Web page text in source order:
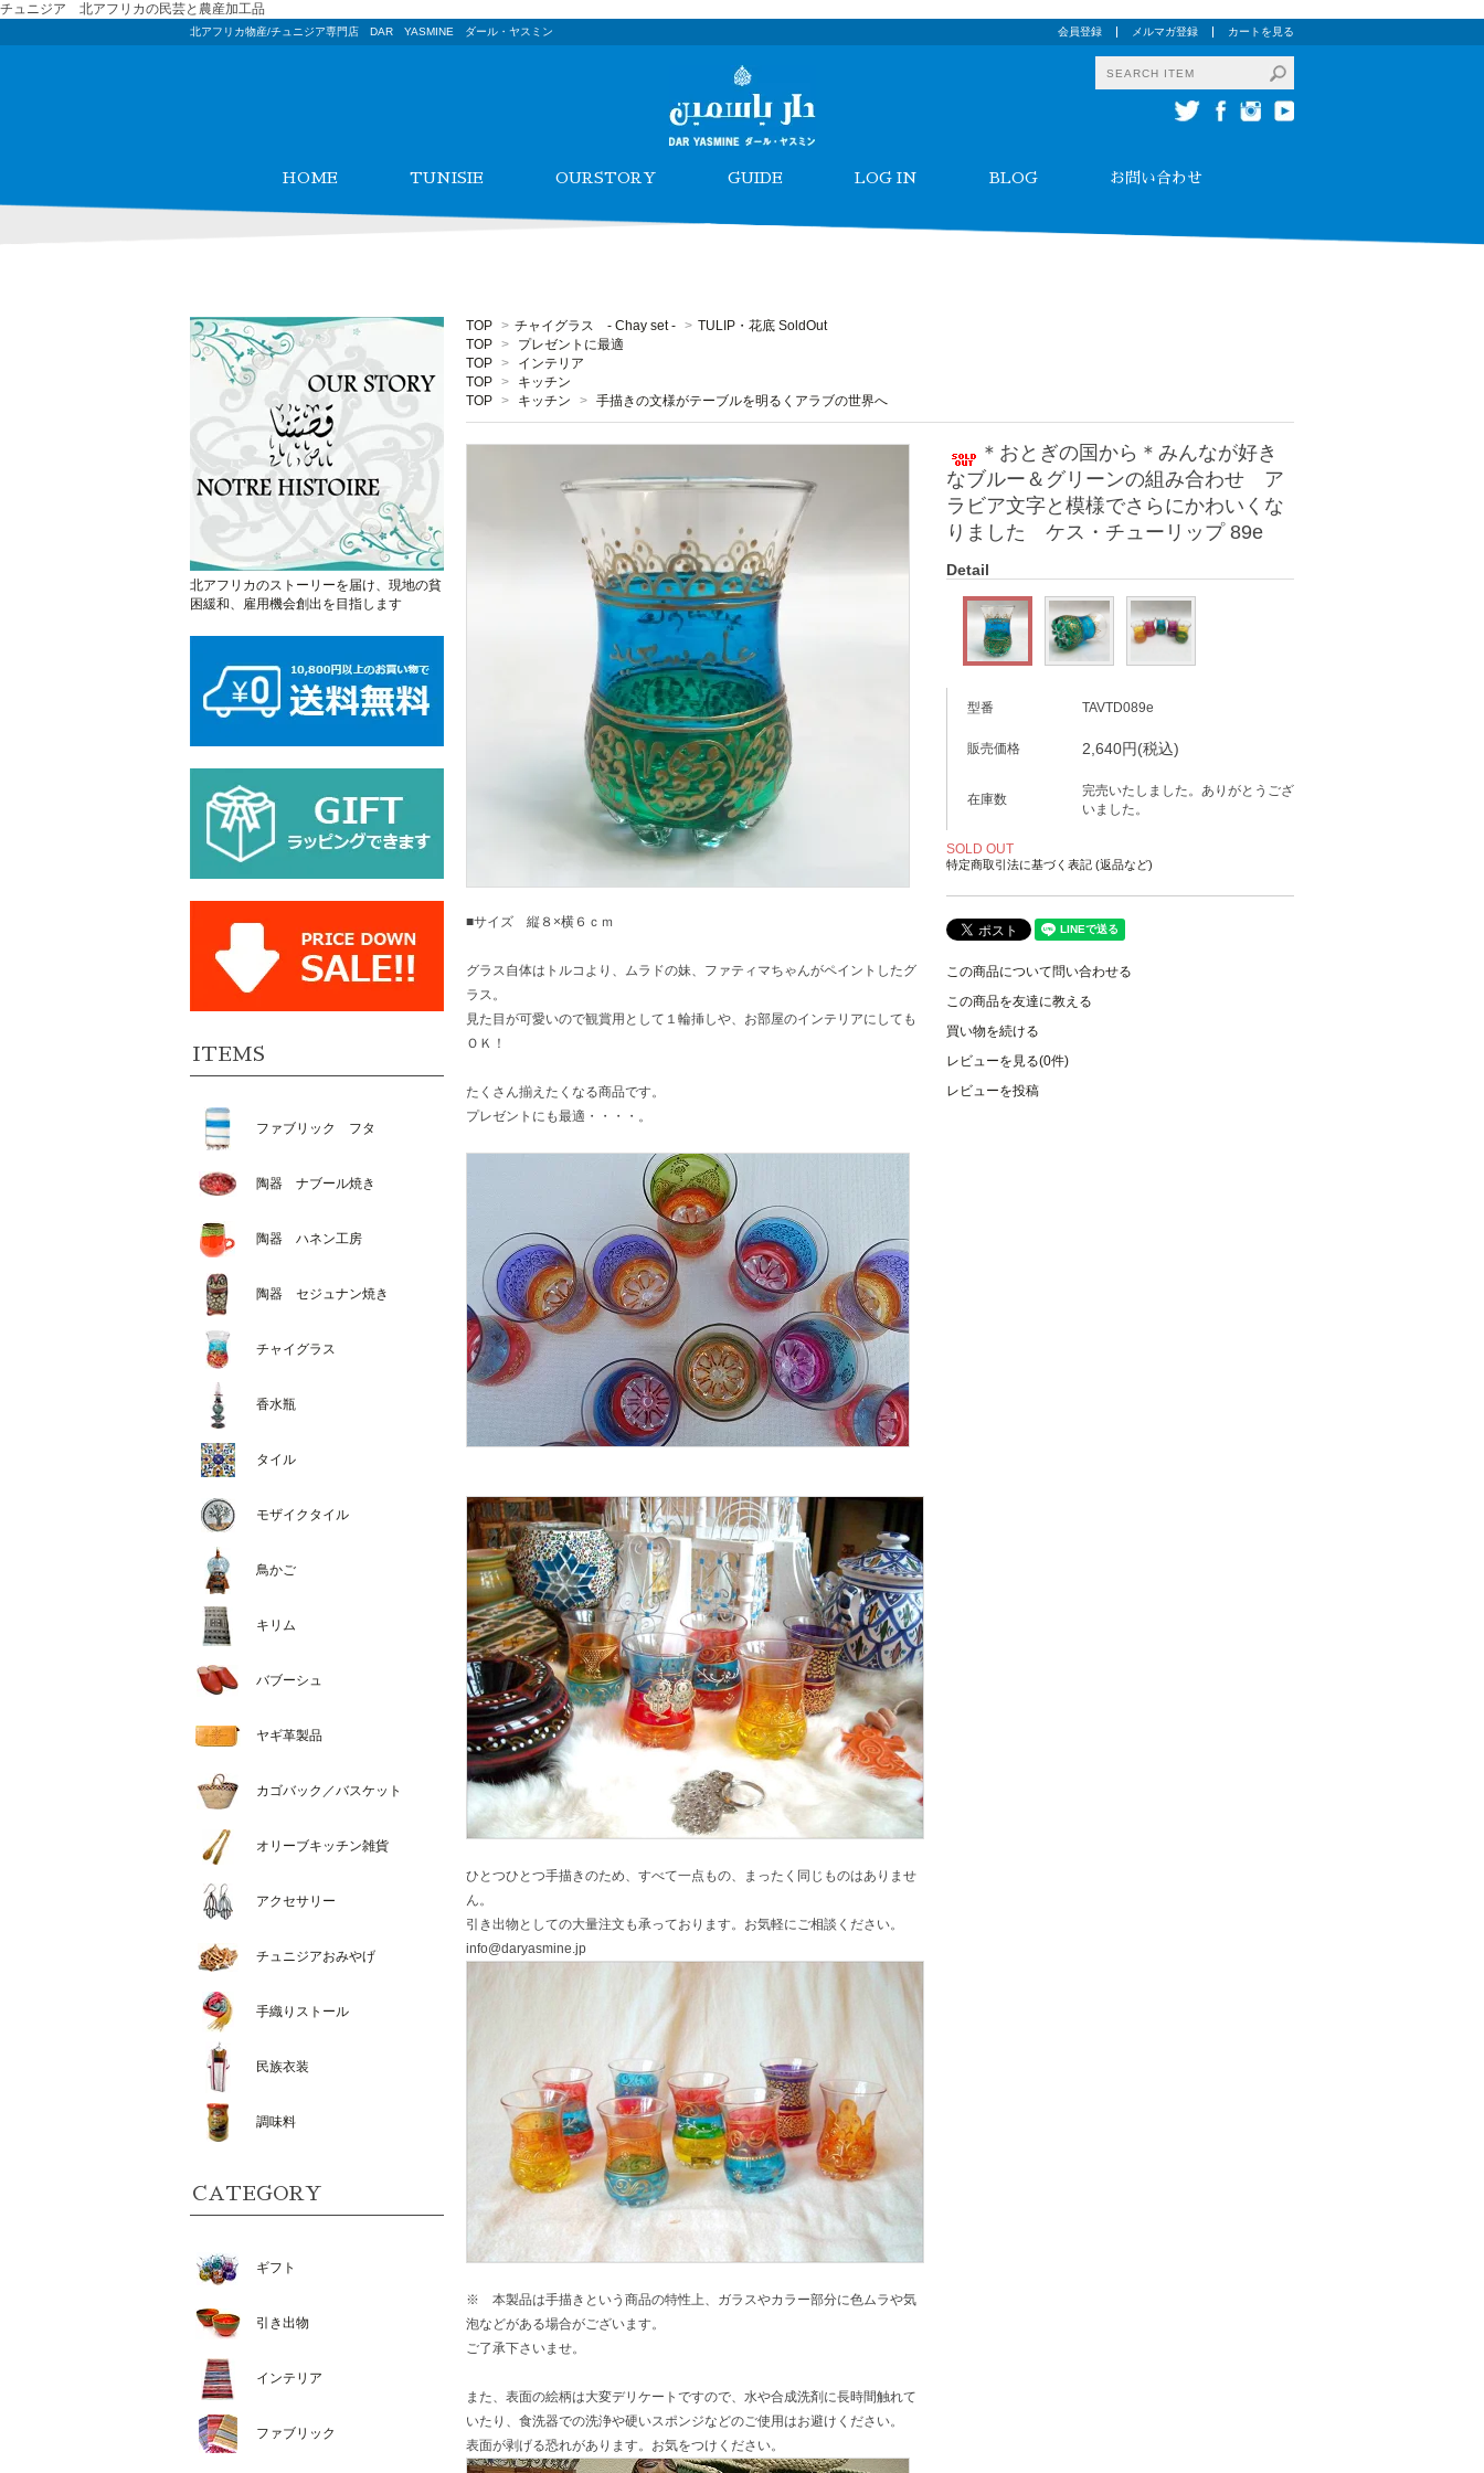
チュニジア 北アフリカの民芸と農産加工品
北アフリカ物産/チュニジア専門店 DAR YASMINE ダール・ヤスミン 会員登録 メルマガ登録 カートを見る
HOME TUNISIE OURSTORY GUIDE LOG IN BLOG お問い合わせ
TOP > チャイグラス - Chay set - > TULIP・花底 SoldOut
TOP >
プレゼントに最適
TOP >
インテリア
TOP >
キッチン
TOP > キッチン > 手描きの文様がテーブルを明るくアラブの世界へ
＊おとぎの国から＊みんなが好き
なブルー＆グリーンの組み合わせ ア
ラビア文字と模様でさらにかわいくな
りました ケス・チューリップ 89e
Detail
型番 TAVTD089e
販売価格 2,640円(税込)
在庫数
完売いたしました。ありがとうござ
いました。
SOLD OUT
特定商取引法に基づく表記 (返品など)
この商品について問い合わせる
この商品を友達に教える
買い物を続ける
レビューを見る(0件)
レビューを投稿
■サイズ 縦８×横６ｃｍ
グラス自体はトルコより、ムラドの妹、ファティマちゃんがペイントしたグ
ラス。
見た目が可愛いので観賞用として１輪挿しや、お部屋のインテリアにしても
ＯＫ！
たくさん揃えたくなる商品です。
プレゼントにも最適・・・・。
ひとつひとつ手描きのため、すべて一点もの、まったく同じものはありませ
ん。
引き出物としての大量注文も承っております。お気軽にご相談ください。
info@daryasmine.jp
※ 本製品は手描きという商品の特性上、ガラスやカラー部分に色ムラや気
泡などがある場合がございます。
ご了承下さいませ。
また、表面の絵柄は大変デリケートですので、水や合成洗剤に長時間触れて
いたり、食洗器での洗浄や硬いスポンジなどのご使用はお避けください。
表面が剥げる恐れがあります。お気をつけください。
北アフリカのストーリーを届け、現地の貧
困緩和、雇用機会創出を目指します
ITEMS
ファブリック フタ
陶器 ナブール焼き
陶器 ハネン工房
陶器 セジュナン焼き
チャイグラス
香水瓶
タイル
モザイクタイル
鳥かご
キリム
バブーシュ
ヤギ革製品
カゴバック／バスケット
オリーブキッチン雑貨
アクセサリー
チュニジアおみやげ
手織りストール
民族衣装
調味料
CATEGORY
ギフト
引き出物
インテリア
ファブリック